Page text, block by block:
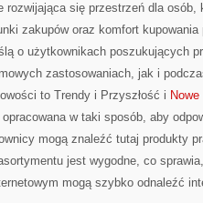
rozwijająca się przestrzeń dla osób,
zakupów oraz komfort
o użytkownikach poszukujących
zastosowaniach, jak i
to Trendy i Przyszłość i
w taki sposób, aby
mogą znaleźć tutaj produkty
jest wygodne, co
mogą szybko odnaleźć